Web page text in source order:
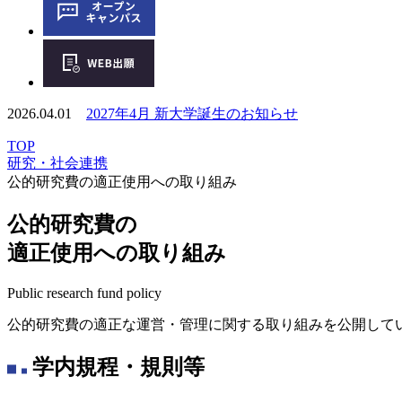
2026.04.01 2027年4月 新大学誕生のお知らせ
TOP
研究・社会連携
公的研究費の適正使用への取り組み
公的研究費の
適正使用への取り組み
Public research fund policy
公的研究費の適正な運営・管理に関する取り組みを公開して
学内規程・規則等